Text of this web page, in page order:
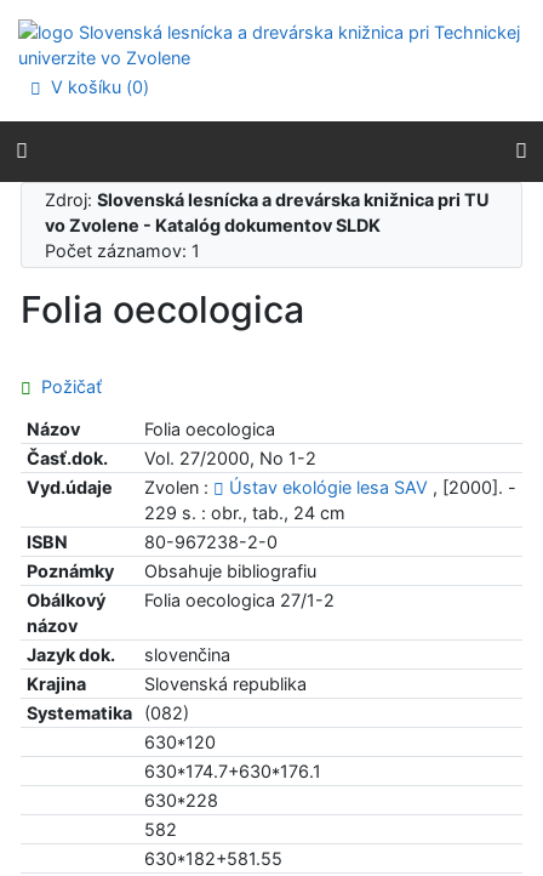
Prejsť na menu
Prehlásenie o webovej prístupnosti
V košíku (0)
Zdroj:Slovenská lesnícka a drevárska knižnica pri TU
vo Zvolene - Katalóg dokumentov SLDK
Počet záznamov: 1
Folia oecologica
Požičať
Názov
Folia oecologica
Časť.dok.
Vol. 27/2000, No 1-2
Vyd.údaje
Zvolen : Ústav ekológie lesa SAV, [2000]. -
229 s. : obr., tab., 24 cm
ISBN
80-967238-2-0
Poznámky
Obsahuje bibliografiu
Obálkový
názov
Folia oecologica 27/1-2
Jazyk dok.
slovenčina
Krajina
Slovenská republika
Systematika
(082)
630*120
630*174.7+630*176.1
630*228
582
630*182+581.55